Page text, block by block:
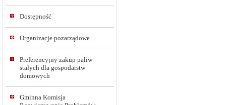
Dostępność
Organizacje pozarządowe
Preferencyjny zakup paliw
stałych dla gospodarstw
domowych
Gminna Komisja